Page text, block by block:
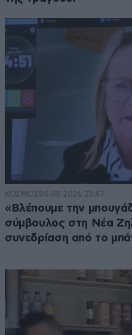
ΚΟΣΜΟΣ05·08·2026 23:47
«Βλέπουμε την
σύμβουλος στη Νέα
συνεδρίαση από το